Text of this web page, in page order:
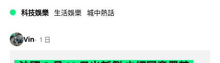
科技娛樂 生活娛樂 城中熱話
Vin 1 日